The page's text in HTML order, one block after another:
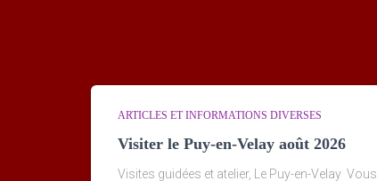
ARTICLES ET INFORMATIONS DIVERSES
Visiter le Puy-en-Velay août 2026
Visites guidées et atelier, Le Puy-en-Velay Vous